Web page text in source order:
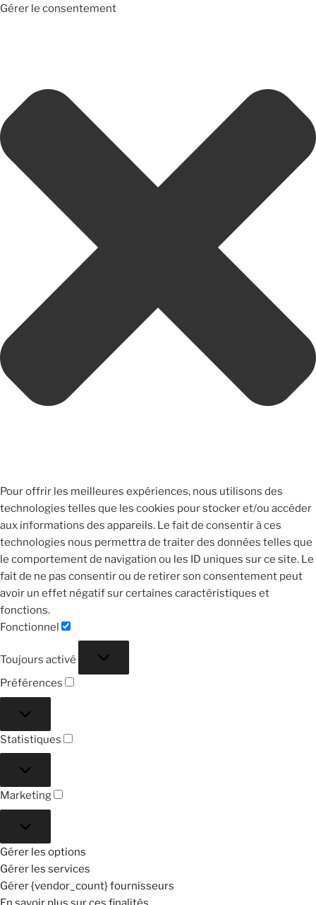
Gérer le consentement
Pour offrir les meilleures expériences, nous utilisons des
technologies telles que les cookies pour stocker et/ou accéder
aux informations des appareils. Le fait de consentir à ces
technologies nous permettra de traiter des données telles que
le comportement de navigation ou les ID uniques sur ce site. Le
fait de ne pas consentir ou de retirer son consentement peut
avoir un effet négatif sur certaines caractéristiques et
fonctions.
Fonctionnel
Toujours activé
Préférences
Statistiques
Marketing
Gérer les options
Gérer les services
Gérer {vendor_count} fournisseurs